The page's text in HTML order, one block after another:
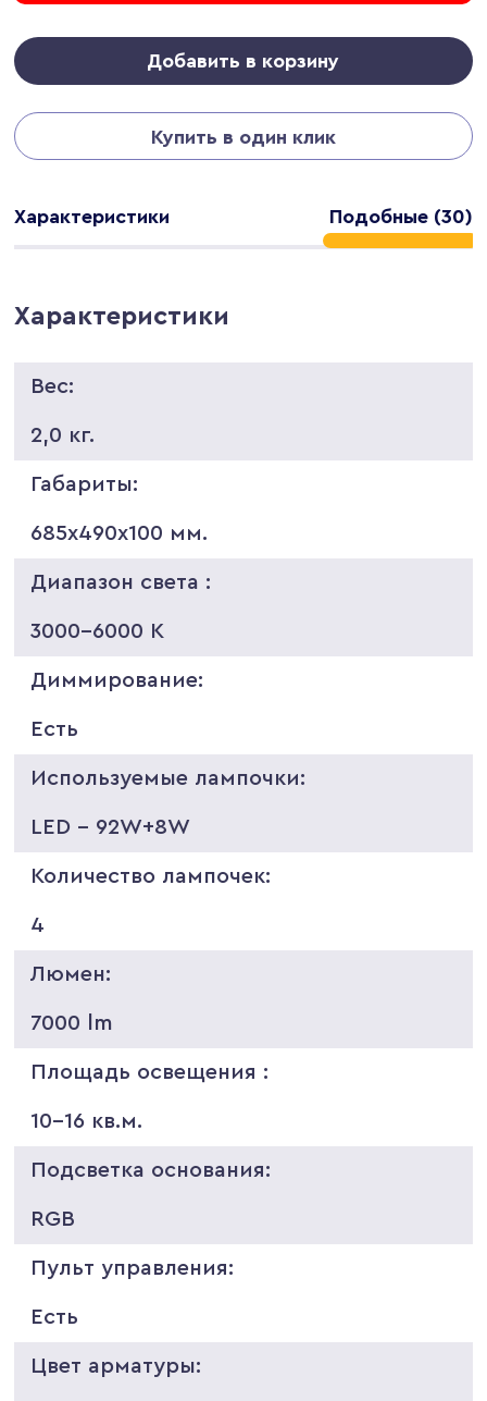
Добавить в корзину
Купить в один клик
Характеристики Подобные (30)
Характеристики
Вес:
2,0 кг.
Габариты:
685х490х100 мм.
Диапазон света :
3000-6000 K
Диммирование:
Есть
Используемые лампочки:
LED - 92W+8W
Количество лампочек:
4
Люмен:
7000 lm
Площадь освещения :
10-16 кв.м.
Подсветка основания:
RGB
Пульт управления:
Есть
Цвет арматуры: